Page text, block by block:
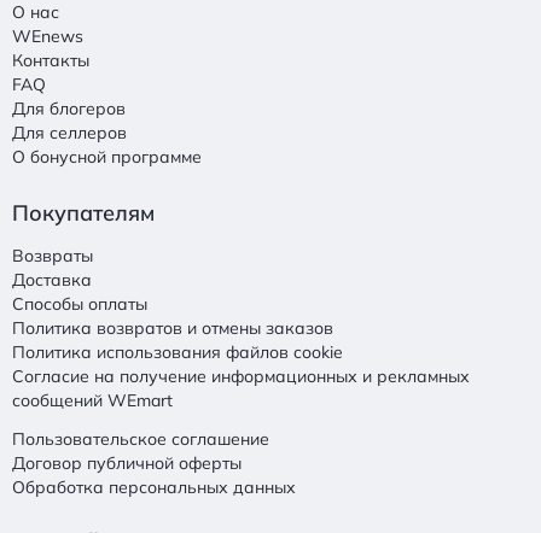
О нас
WEnews
Контакты
FAQ
Для блогеров
Для селлеров
О бонусной программе
Покупателям
Возвраты
Доставка
Способы оплаты
Политика возвратов и отмены заказов
Политика использования файлов cookie
Согласие на получение информационных и рекламных
сообщений WEmart
Пользовательское соглашение
Договор публичной оферты
Обработка персональных данных